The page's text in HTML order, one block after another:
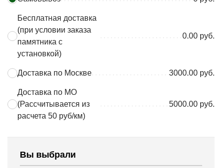
Бесплатная доставка
(при условии заказа
памятника с
установкой)
0.00 руб.
Доставка по Москве 3000.00 руб.
Доставка по МО
(Рассчитывается из
расчета 50 руб/км)
5000.00 руб.
Вы выбрали